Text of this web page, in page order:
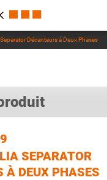
Décanteurs à Deux Phases
SEPARATOR
À DEUX PHASES